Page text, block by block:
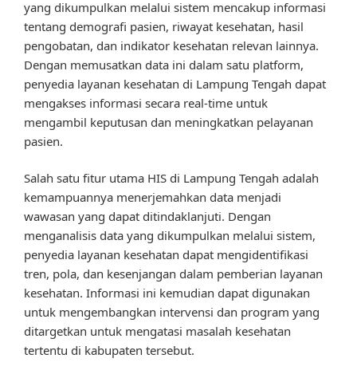
yang dikumpulkan melalui sistem mencakup informasi
tentang demografi pasien, riwayat kesehatan, hasil
pengobatan, dan indikator kesehatan relevan lainnya.
Dengan memusatkan data ini dalam satu platform,
penyedia layanan kesehatan di Lampung Tengah dapat
mengakses informasi secara real-time untuk
mengambil keputusan dan meningkatkan pelayanan
pasien.
Salah satu fitur utama HIS di Lampung Tengah adalah
kemampuannya menerjemahkan data menjadi
wawasan yang dapat ditindaklanjuti. Dengan
menganalisis data yang dikumpulkan melalui sistem,
penyedia layanan kesehatan dapat mengidentifikasi
tren, pola, dan kesenjangan dalam pemberian layanan
kesehatan. Informasi ini kemudian dapat digunakan
untuk mengembangkan intervensi dan program yang
ditargetkan untuk mengatasi masalah kesehatan
tertentu di kabupaten tersebut.